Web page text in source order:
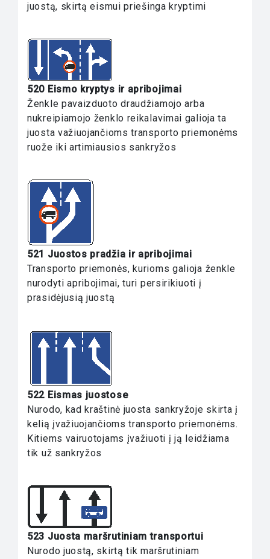
juostą, skirtą eismui priešinga kryptimi
520 Eismo kryptys ir apribojimai
Ženkle pavaizduoto draudžiamojo arba
nukreipiamojo ženklo reikalavimai galioja ta
juosta važiuojančioms transporto priemonėms
ruože iki artimiausios sankryžos
521 Juostos pradžia ir apribojimai
Transporto priemonės, kurioms galioja ženkle
nurodyti apribojimai, turi persirikiuoti į
prasidėjusią juostą
522 Eismas juostose
Nurodo, kad kraštinė juosta sankryžoje skirta į
kelią įvažiuojančioms transporto priemonėms.
Kitiems vairuotojams įvažiuoti į ją leidžiama
tik už sankryžos
523 Juosta maršrutiniam transportui
Nurodo juostą, skirtą tik maršrutiniam